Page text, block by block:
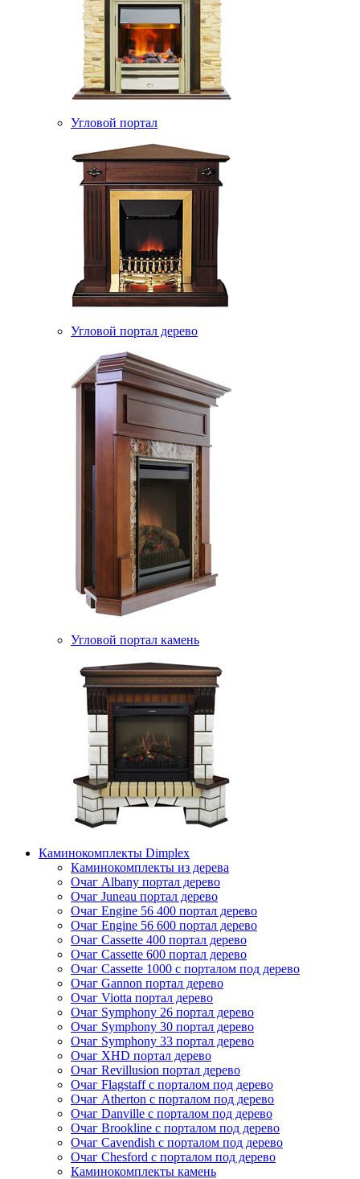
Угловой портал
Угловой портал дерево
Угловой портал камень
Каминокомплекты Dimplex
Каминокомплекты из дерева
Очаг Albany портал дерево
Очаг Juneau портал дерево
Очаг Engine 56 400 портал дерево
Очаг Engine 56 600 портал дерево
Очаг Cassette 400 портал дерево
Очаг Cassette 600 портал дерево
Очаг Cassette 1000 с порталом под дерево
Очаг Gannon портал дерево
Очаг Viotta портал дерево
Очаг Symphony 26 портал дерево
Очаг Symphony 30 портал дерево
Очаг Symphony 33 портал дерево
Очаг XHD портал дерево
Очаг Revillusion портал дерево
Очаг Flagstaff с порталом под дерево
Очаг Atherton с порталом под дерево
Очаг Danville с порталом под дерево
Очаг Brookline с порталом под дерево
Очаг Cavendish с порталом под дерево
Очаг Chesford с порталом под дерево
Каминокомплекты камень